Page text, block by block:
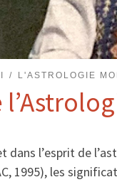
L'ASTROLOGIE
dans l’esprit de
1995), les